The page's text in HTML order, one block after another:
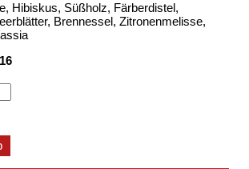
Hibiskus, Süßholz, Färberdistel,
Brennessel, Zitronenmelisse,